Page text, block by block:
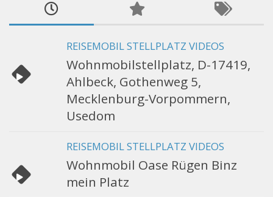
REISEMOBIL STELLPLATZ VIDEOS
Wohnmobilstellplatz, D-17419,
Ahlbeck, Gothenweg 5,
Mecklenburg-Vorpommern,
Usedom
REISEMOBIL STELLPLATZ VIDEOS
Wohnmobil Oase Rügen Binz
mein Platz